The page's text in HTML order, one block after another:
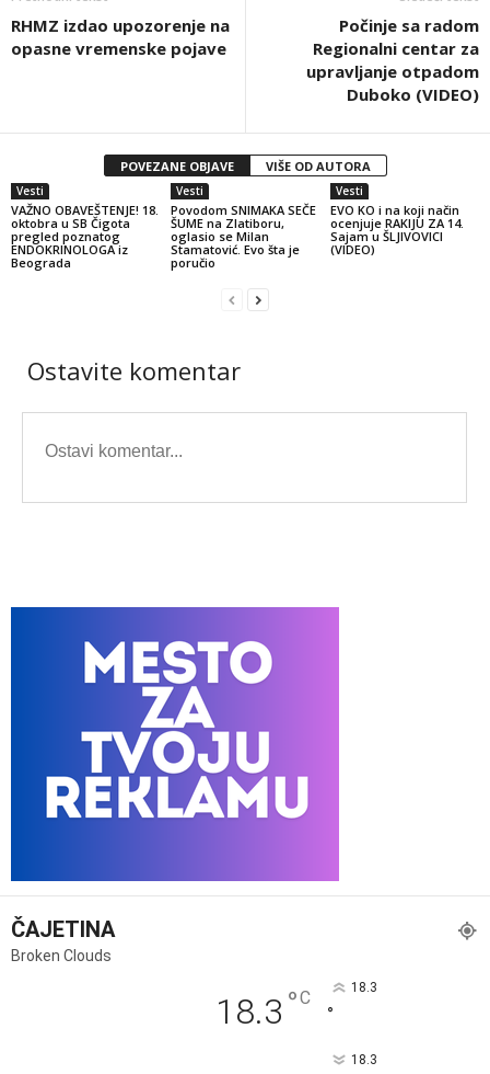
RHMZ izdao upozorenje na
opasne vremenske pojave
Počinje sa radom
Regionalni centar za
upravljanje otpadom
Duboko (VIDEO)
POVEZANE OBJAVE VIŠE OD AUTORA
Vesti
VAŽNO OBAVEŠTENJE! 18.
oktobra u SB Čigota
pregled poznatog
ENDOKRINOLOGA iz
Beograda
Vesti
Povodom SNIMAKA SEČE
ŠUME na Zlatiboru,
oglasio se Milan
Stamatović. Evo šta je
poručio
Vesti
EVO KO i na koji način
ocenjuje RAKIJU ZA 14.
Sajam u ŠLJIVOVICI
(VIDEO)
Ostavite komentar
ČAJETINA
Broken Clouds
18.3 °C 18.3
°
18.3